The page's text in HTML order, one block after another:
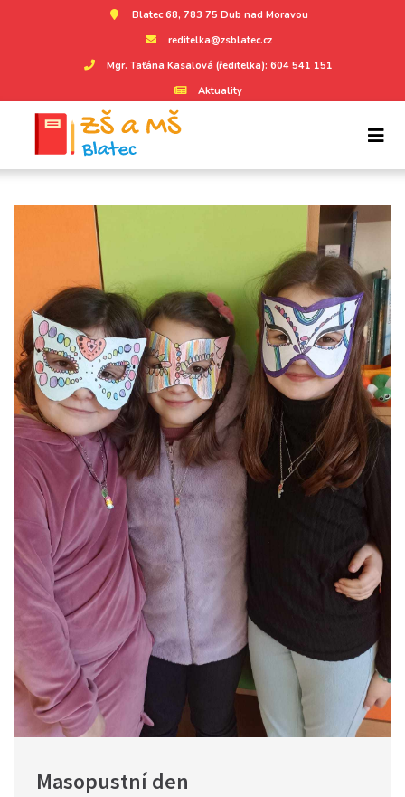
Blatec 68, 783 75 Dub nad Moravou
reditelka@zsblatec.cz
Mgr. Taťána Kasalová (ředitelka): 604 541 151
Aktuality
Masopustní den